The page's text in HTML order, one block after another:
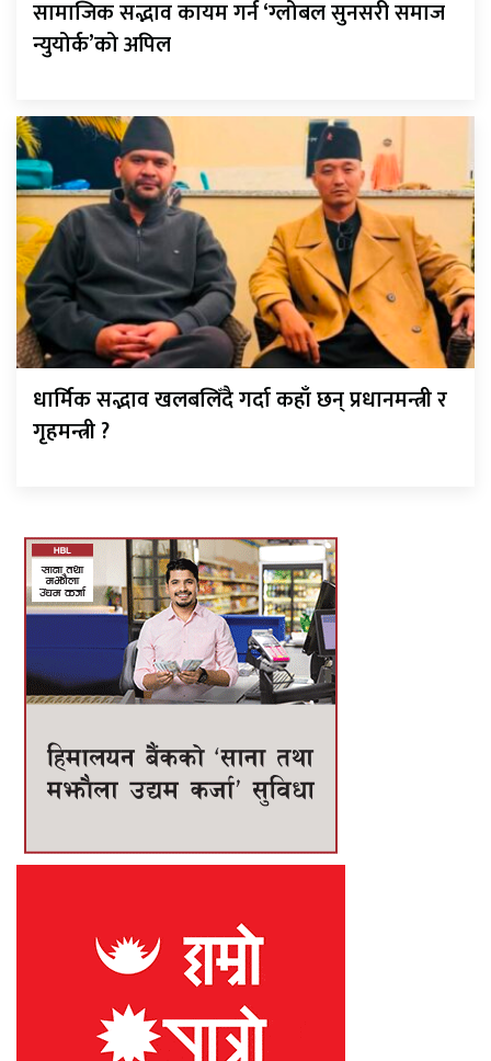
सामाजिक सद्भाव कायम गर्न ‘ग्लोबल सुनसरी समाज
न्युयोर्क’को अपिल
धार्मिक सद्भाव खलबलिँदै गर्दा कहाँ छन् प्रधानमन्त्री र
गृहमन्त्री ?